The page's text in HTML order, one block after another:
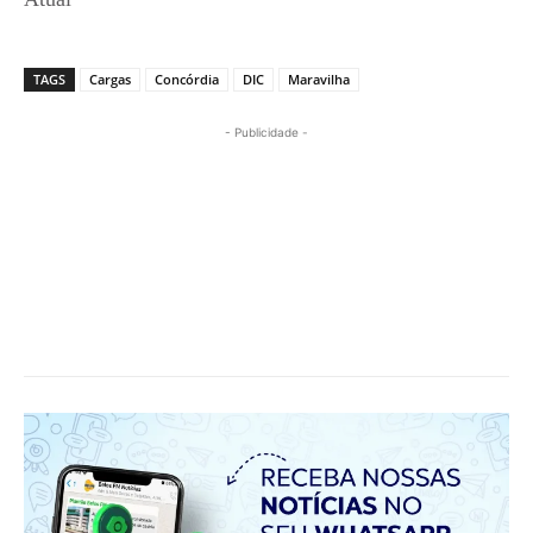
TAGS Cargas Concórdia DIC Maravilha
- Publicidade -